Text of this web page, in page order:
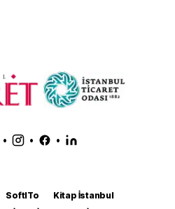
• • •
SoftITo
Kitap İstanbul